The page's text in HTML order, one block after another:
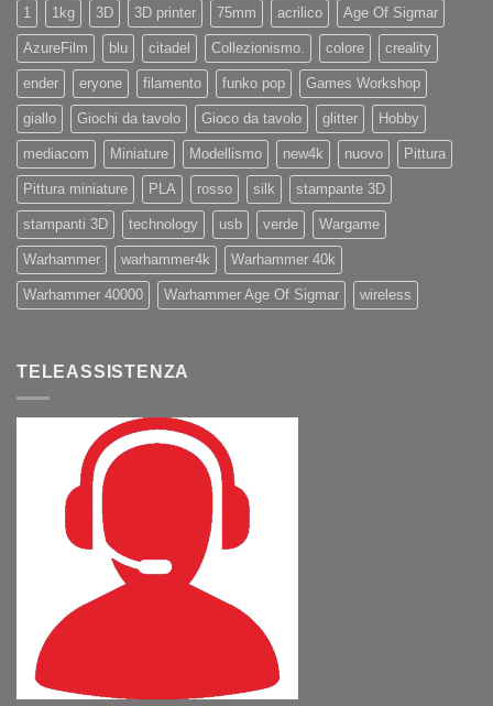
1 1kg 3D 3D printer 75mm acrilico Age Of Sigmar
AzureFilm blu citadel Collezionismo. colore creality
ender eryone filamento funko pop Games Workshop
giallo Giochi da tavolo Gioco da tavolo glitter Hobby
mediacom Miniature Modellismo new4k nuovo Pittura
Pittura miniature PLA rosso silk stampante 3D
stampanti 3D technology usb verde Wargame
Warhammer warhammer4k Warhammer 40k
Warhammer 40000 Warhammer Age Of Sigmar wireless
TELEASSISTENZA